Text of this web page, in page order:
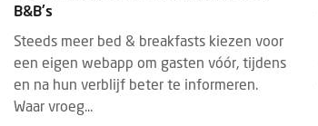
B&B's
Steeds meer bed & breakfasts kiezen voor
een eigen webapp om gasten vóór, tijdens
en na hun verblijf beter te informeren.
Waar vroeg...